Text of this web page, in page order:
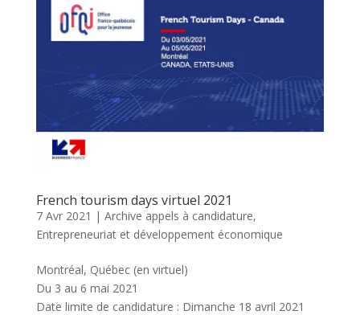
French tourism days virtuel 2021
7 Avr 2021 | Archive appels à candidature,
Entrepreneuriat et développement économique
Montréal, Québec (en virtuel)
Du 3 au 6 mai 2021
Date limite de candidature : Dimanche 18 avril 2021